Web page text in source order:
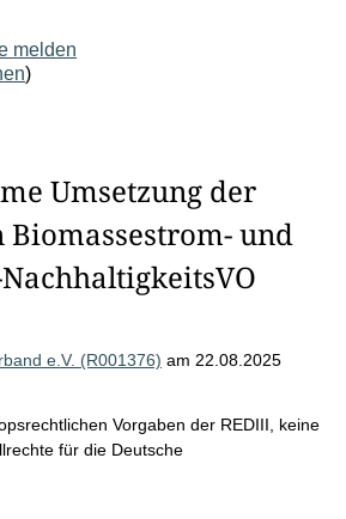
melden
)
Umsetzung der
Biomassestrom- und
e.V. (R001376) am 22.08.2025
Vorgaben der REDIII, keine
für die Deutsche